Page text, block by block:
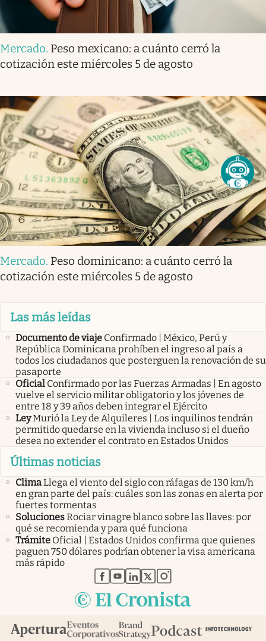
Mercado. Peso mexicano: a cuánto cerró la
cotización este miércoles 5 de agosto
Mercado. Peso dominicano: a cuánto cerró la
cotización este miércoles 5 de agosto
Las más leídas
Documento de viaje Confirmado | México, Perú y
República Dominicana prohíben el ingreso al país a
todos los ciudadanos que posterguen la renovación de su
pasaporte
Oficial Confirmado por las Fuerzas Armadas | En agosto
vuelve el servicio militar obligatorio y los jóvenes de
entre 18 y 39 años deben integrar el Ejército
LeyMurió la Ley de Alquileres | Los inquilinos tendrán
permitido quedarse en la vivienda incluso si el dueño
desea no extender el contrato en Estados Unidos
Últimas noticias
ClimaLlega el viento del siglo con ráfagas de 130 km/h
en gran parte del país: cuáles son las zonas en alerta por
fuertes tormentas
SolucionesRociar vinagre blanco sobre las llaves: por
qué se recomienda y para qué funciona
Trámite Oficial | Estados Unidos confirma que quienes
paguen 750 dólares podrían obtener la visa americana
más rápido
abre en nueva pestaña
abre en nueva pestaña
abre en nueva pestaña
abre en nueva pestaña
abre en nueva pestaña